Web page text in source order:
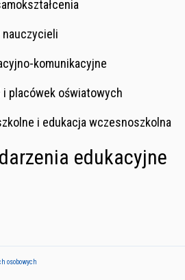
nauczycieli
komunikacyjne
i placówek oświatowych
i edukacja wczesnoszkolna
edukacyjne
osobowych